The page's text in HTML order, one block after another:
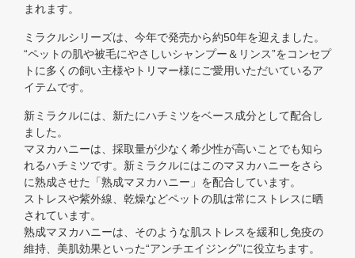
まれます。
ミラクルシリーズは、今年で発売から約50年を迎えました。
“ペットの肌や被毛にやさしいシャンプー＆リンス”をコンセプ
トに多くの飼い主様やトリマー様にご愛用いただいているア
イテムです。
新ミラクルには、新たにハチミツをベース成分として配合し
ました。
マヌカハニーは、採取量が少なく希少性が高いことでも知ら
れるハチミツです。新ミラクルにはこのマヌカハニーをさら
に熟成させた「熟成マヌカハニー」を配合しています。
ストレスや紫外線、乾燥などペットの肌は常にストレスに晒
されています。
熟成マヌカハニーは、そのような肌ストレスを緩和し免疫の
維持、美肌効果といった“アンチエイジング”に役立ちます。